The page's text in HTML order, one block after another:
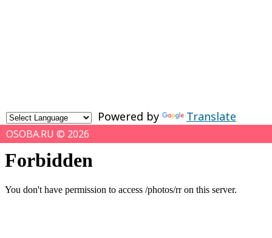
Powered by Translate
OSOBA.RU © 2026